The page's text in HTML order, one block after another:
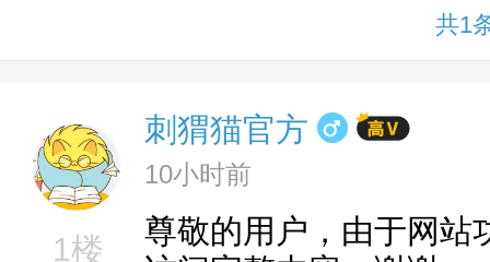
共1
1楼
刺猬猫官方
10小时前
尊敬的用户，由于网站